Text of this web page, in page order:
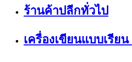
ร้านค้าปลีกทั่วไป
เครื่องเขียนแบบเรีย